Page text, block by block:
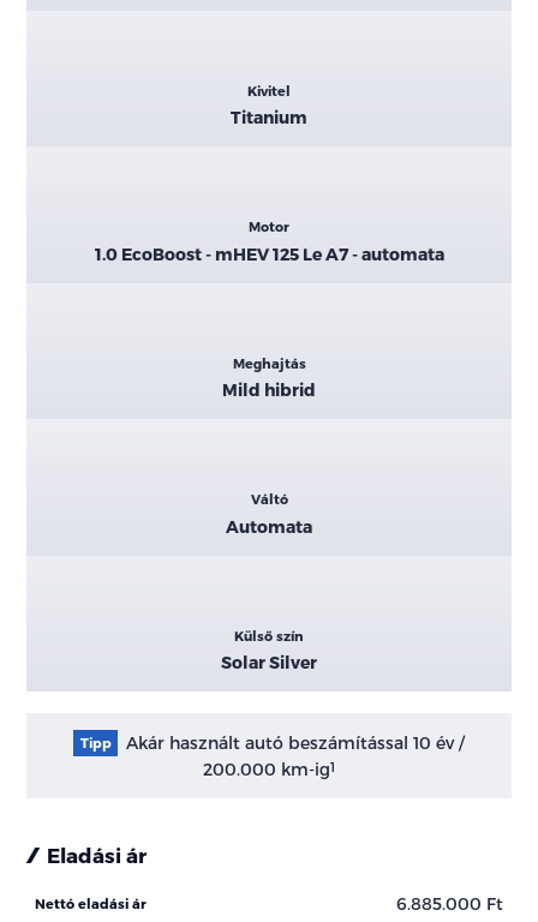
Kivitel
Titanium
Motor
1.0 EcoBoost - mHEV 125 Le A7 - automata
Meghajtás
Mild hibrid
Váltó
Automata
Külső szín
Solar Silver
Tipp
Akár használt autó beszámítással 10 év /
200.000 km-ig1
Eladási ár
Nettó eladási ár 6.885.000 Ft